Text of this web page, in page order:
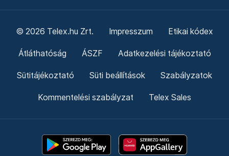
© 2026 Telex.hu Zrt. Impresszum Etikai kódex
Átláthatóság ÁSZF Adatkezelési tájékoztató
Sütitájékoztató Süti beállítások Szabályzatok
Kommentelési szabályzat Telex Sales